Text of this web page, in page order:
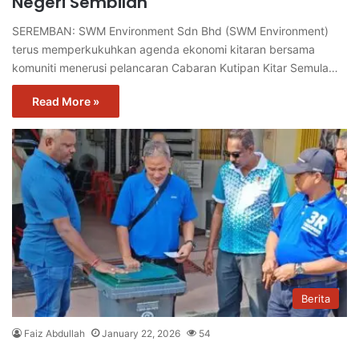
SEREMBAN: SWM Environment Sdn Bhd (SWM Environment)
terus memperkukuhkan agenda ekonomi kitaran bersama
komuniti menerusi pelancaran Cabaran Kutipan Kitar Semula…
Read More »
Berita
Faiz Abdullah January 22, 2026 54